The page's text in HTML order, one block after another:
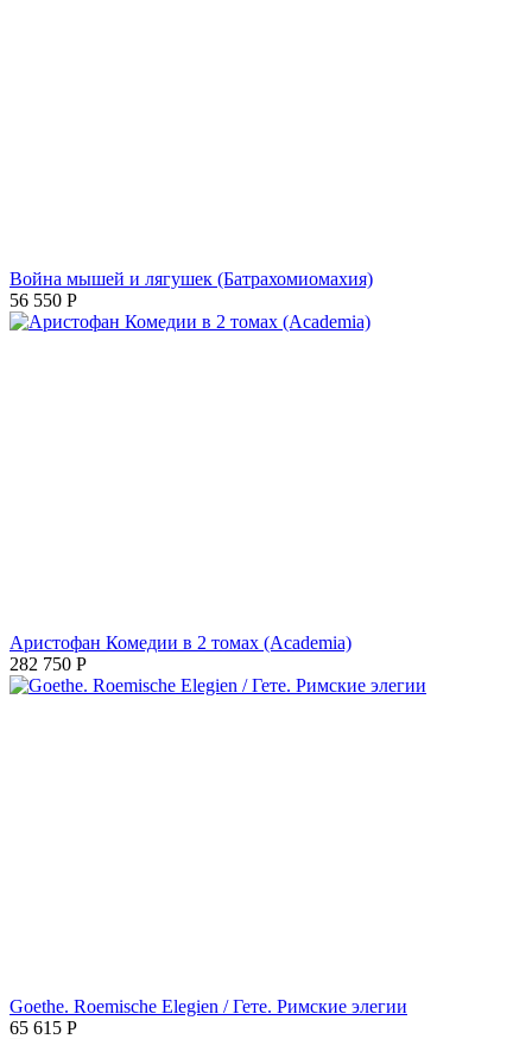
Война мышей и лягушек (Батрахомиомахия)
56 550 Р
Аристофан Комедии в 2 томах (Academia)
282 750 Р
Goethe. Roemische Elegien / Гете. Римские элегии
65 615 Р